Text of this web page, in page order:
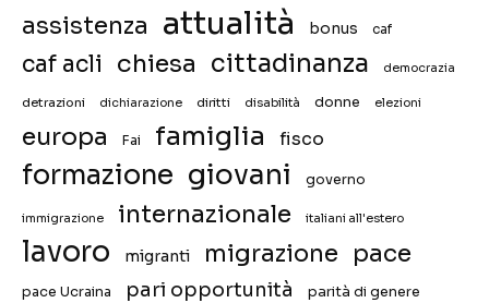
assistenza attualità bonus caf
caf acli chiesa cittadinanza democrazia
detrazioni dichiarazione diritti disabilità donne elezioni
europa Fai famiglia fisco
formazione giovani governo
immigrazione internazionale italiani all'estero
lavoro migranti migrazione pace
pace Ucraina pari opportunità parità di genere